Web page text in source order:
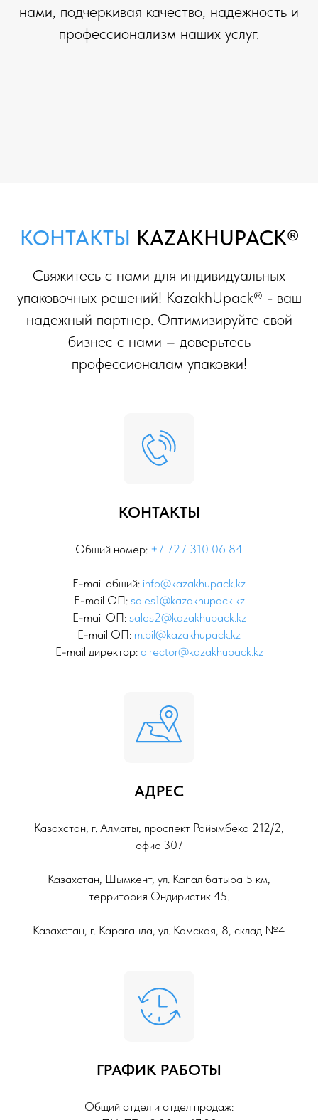
нами, подчеркивая качество, надежность и
профессионализм наших услуг.
КОНТАКТЫ KAZAKHUPACK®
Свяжитесь с нами для индивидуальных
упаковочных решений! KazakhUpack® - ваш
надежный партнер. Оптимизируйте свой
бизнес с нами – доверьтесь
профессионалам упаковки!
КОНТАКТЫ
Общий номер: +7 727 310 06 84
E-mail общий: info@kazakhupack.kz
E-mail ОП: sales1@kazakhupack.kz
E-mail ОП: sales2@kazakhupack.kz
E-mail ОП: m.bil@kazakhupack.kz
E-mail директор: director@kazakhupack.kz
АДРЕС
Казахстан, г. Алматы, проспект Райымбека 212/2,
офис 307
Казахстан, Шымкент, ул. Капал батыра 5 км,
территория Ондиристик 45.
Казахстан, г. Караганда, ул. Камская, 8, склад №4
ГРАФИК РАБОТЫ
Общий отдел и отдел продаж: